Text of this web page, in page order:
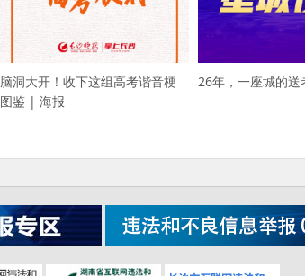
脑洞大开！收下这组高考谐音梗
图鉴 | 海报
26年，一座城的送